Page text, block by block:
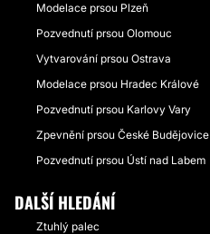
Modelace prsou Plzeň
Pozvednutí prsou Olomouc
Vytvarování prsou Ostrava
Modelace prsou Hradec Králové
Pozvednutí prsou Karlovy Vary
Zpevnění prsou České Budějovice
Pozvednutí prsou Ústí nad Labem
DALŠÍ HLEDÁNÍ
Ztuhlý palec